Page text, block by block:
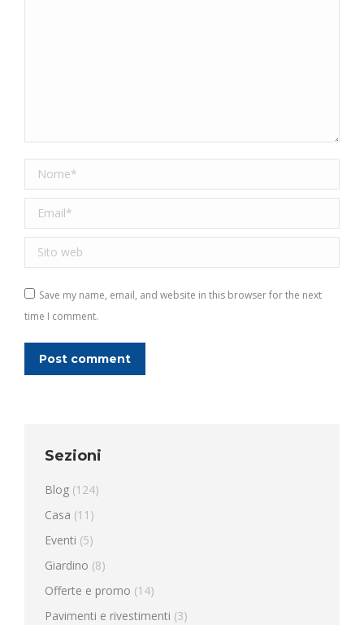
Nome *
Email *
Sito web
Save my name, email, and website in this browser for the next
time I comment.
Post comment
Sezioni
Blog (124)
Casa (11)
Eventi (5)
Giardino (8)
Offerte e promo (14)
Pavimenti e rivestimenti (3)